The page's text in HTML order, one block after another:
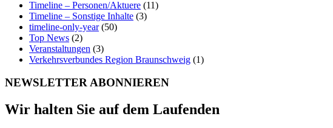
Timeline – Personen/Aktuere (11)
Timeline – Sonstige Inhalte (3)
timeline-only-year(50)
Top News (2)
Veranstaltungen (3)
Verkehrsverbundes Region Braunschweig (1)
NEWSLETTER ABONNIEREN
Wir halten Sie auf dem Laufenden